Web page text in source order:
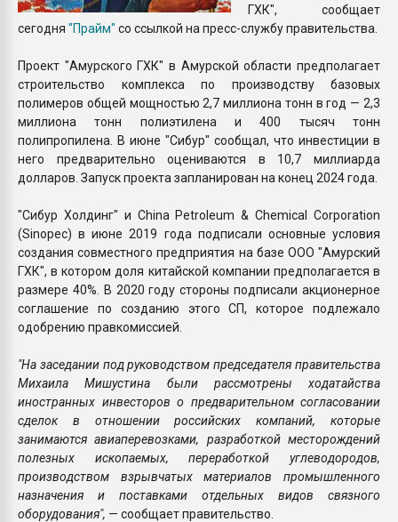
ГХК", сообщает
сегодня "Прайм" со ссылкой на пресс-службу правительства.
Проект "Амурского ГХК" в Амурской области предполагает
строительство комплекса по производству базовых
полимеров общей мощностью 2,7 миллиона тонн в год — 2,3
миллиона тонн полиэтилена и 400 тысяч тонн
полипропилена. В июне "Сибур" сообщал, что инвестиции в
него предварительно оцениваются в 10,7 миллиарда
долларов. Запуск проекта запланирован на конец 2024 года.
"Сибур Холдинг" и China Petroleum & Chemical Corporation
(Sinopec) в июне 2019 года подписали основные условия
создания совместного предприятия на базе ООО "Амурский
ГХК", в котором доля китайской компании предполагается в
размере 40%. В 2020 году стороны подписали акционерное
соглашение по созданию этого СП, которое подлежало
одобрению правкомиссией.
"На заседании под руководством председателя правительства
Михаила Мишустина были рассмотрены ходатайства
иностранных инвесторов о предварительном согласовании
сделок в отношении российских компаний, которые
занимаются авиаперевозками, разработкой месторождений
полезных ископаемых, переработкой углеводородов,
производством взрывчатых материалов промышленного
назначения и поставками отдельных видов связного
оборудования", — сообщает правительство.